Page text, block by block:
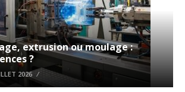
extrusion ou moulage :
?
2026